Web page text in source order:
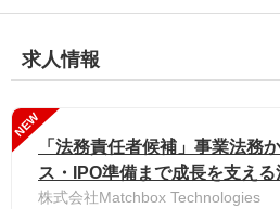
求人情報
NEW
「法務責任者候補」事業法務
ス・IPO準備まで成長を支え
株式会社Matchbox Technologies